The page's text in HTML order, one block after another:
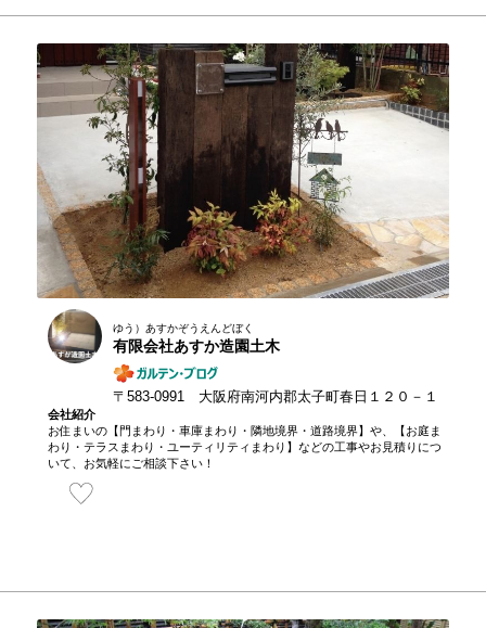
ゆう）あすかぞうえんどぼく
有限会社あすか造園土木
〒583-0991 大阪府南河内郡太子町春日１２０－１
会社紹介
お住まいの【門まわり・車庫まわり・隣地境界・道路境界】や、【お庭ま
わり・テラスまわり・ユーティリティまわり】などの工事やお見積りにつ
いて、お気軽にご相談下さい！